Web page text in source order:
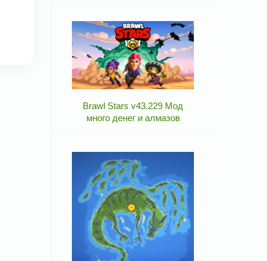
Brawl Stars v43.229 Мод
много денег и алмазов